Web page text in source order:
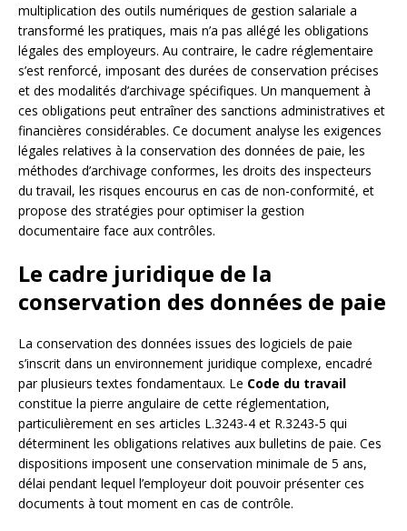
multiplication des outils numériques de gestion salariale a
transformé les pratiques, mais n’a pas allégé les obligations
légales des employeurs. Au contraire, le cadre réglementaire
s’est renforcé, imposant des durées de conservation précises
et des modalités d’archivage spécifiques. Un manquement à
ces obligations peut entraîner des sanctions administratives et
financières considérables. Ce document analyse les exigences
légales relatives à la conservation des données de paie, les
méthodes d’archivage conformes, les droits des inspecteurs
du travail, les risques encourus en cas de non-conformité, et
propose des stratégies pour optimiser la gestion
documentaire face aux contrôles.
Le cadre juridique de la
conservation des données de paie
La conservation des données issues des logiciels de paie
s’inscrit dans un environnement juridique complexe, encadré
par plusieurs textes fondamentaux. Le Code du travail
constitue la pierre angulaire de cette réglementation,
particulièrement en ses articles L.3243-4 et R.3243-5 qui
déterminent les obligations relatives aux bulletins de paie. Ces
dispositions imposent une conservation minimale de 5 ans,
délai pendant lequel l’employeur doit pouvoir présenter ces
documents à tout moment en cas de contrôle.